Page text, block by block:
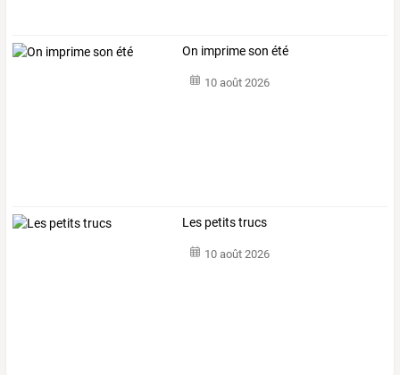
On imprime son été
10 août 2026
Les petits trucs
10 août 2026